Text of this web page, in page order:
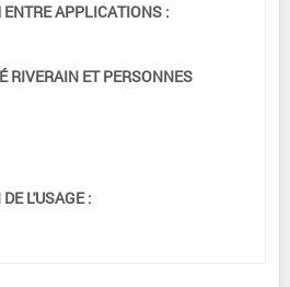
APPLICATIONS :
RIVERAIN ET PERSONNES
L'USAGE :